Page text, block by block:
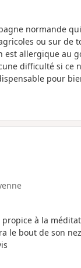
normande
ou sur de
est allergique au
difficulté si ce
pour
à la
le bout de son